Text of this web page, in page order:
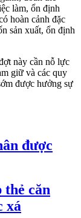
làm, ổn định
hoàn cảnh đặc
sản xuất, ổn định
này cần nỗ lực
giữ và các quy
được hưởng sự
được
thẻ căn
xá